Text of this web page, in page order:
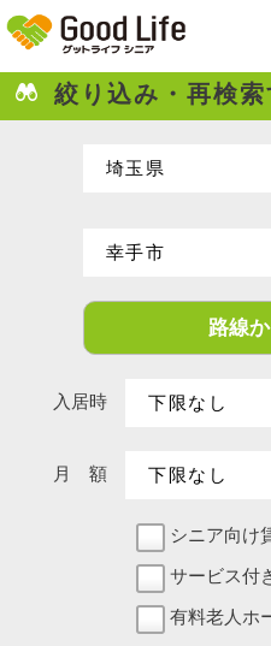
絞り込み・再検索
路線
入居時
月 額
シニア向け
サービス付
有料老人ホ